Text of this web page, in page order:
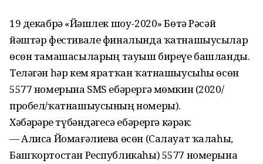
19 декабрҙә «Йәшлек шоу-2020» Бөтә Рәсәй
йәштәр фестивале финалында ҡатнашыусылар
өсөн тамашасыларҙың тауыш биреүе башланды.
Теләгән һәр кем яратҡан ҡатнашыусыһы өсөн
5577 номерына SMS ебәрергә мөмкин (2020/
пробел/ҡатнашыусының номеры).
Хәбәрҙәрҙе түбәндәгесә ебәрергә кәрәк:
— Алиса Йомағәлиева өсөн (Салауат ҡалаһы,
Башҡортостан Республикаһы) 5577 номерына